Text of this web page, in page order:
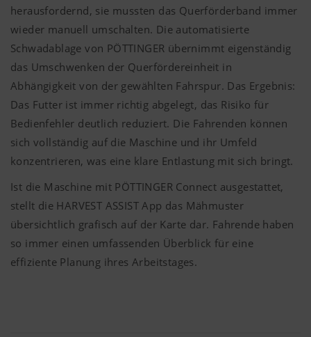
herausfordernd, sie mussten das Querförderband immer
wieder manuell umschalten. Die automatisierte
Schwadablage von PÖTTINGER übernimmt eigenständig
das Umschwenken der Querfördereinheit in
Abhängigkeit von der gewählten Fahrspur. Das Ergebnis:
Das Futter ist immer richtig abgelegt, das Risiko für
Bedienfehler deutlich reduziert. Die Fahrenden können
sich vollständig auf die Maschine und ihr Umfeld
konzentrieren, was eine klare Entlastung mit sich bringt.
Ist die Maschine mit PÖTTINGER Connect ausgestattet,
stellt die HARVEST ASSIST App das Mähmuster
übersichtlich grafisch auf der Karte dar. Fahrende haben
so immer einen umfassenden Überblick für eine
effiziente Planung ihres Arbeitstages.